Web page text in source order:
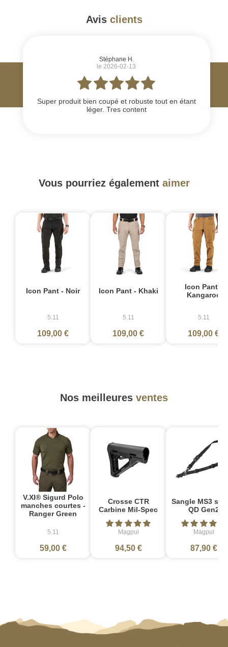
Avis clients
Stéphane H.
le 2026-02-13
Super produit bien coupé et robuste tout en étant
léger. Tres content
Vous pourriez également aimer
Icon Pant - Noir
5.11
109,00 €
Icon Pant - Khaki
5.11
109,00 €
Icon Pant -
Kangaroo
5.11
109,00 €
Nos meilleures ventes
V.XI® Sigurd Polo
manches courtes -
Ranger Green
5.11
59,00 €
Crosse CTR
Carbine Mil-Spec
Magpul
94,50 €
Sangle MS3
QD Gen2
Magpul
87,90 €